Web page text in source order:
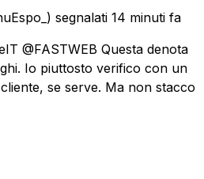
segnalati 14 minuti fa
@FASTWEB Questa denota
Io piuttosto verifico con un
se serve. Ma non stacco